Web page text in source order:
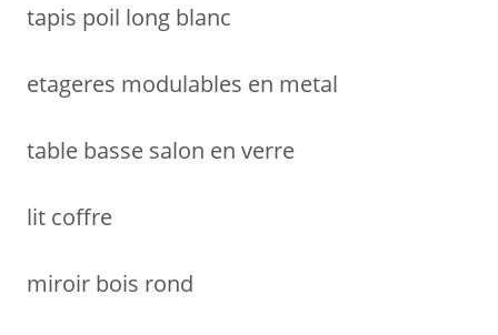
tapis poil long blanc
etageres modulables en metal
table basse salon en verre
lit coffre
miroir bois rond